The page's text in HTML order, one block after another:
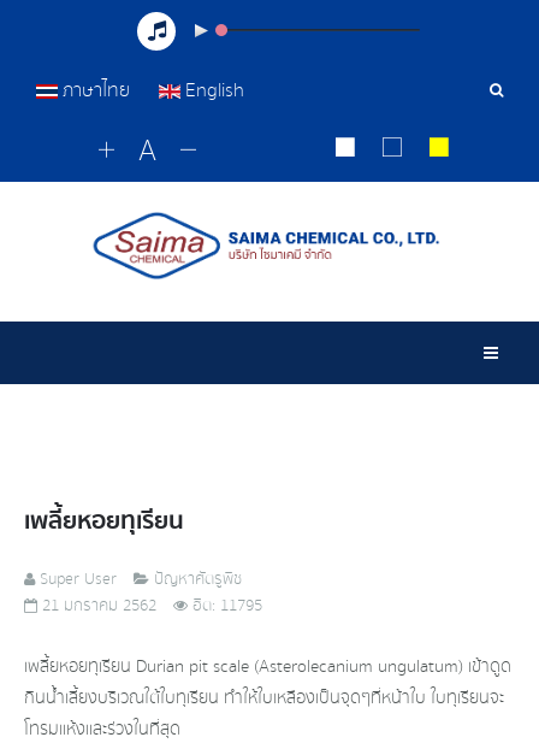
เครื่อ
ภาษาไทย English
เพลี้ยหอยทุเรียน
Super User
ปัญหาศัตรูพืช
21 มกราคม 2562
ฮิต: 11795
เพลี้ยหอยทุเรียน Durian pit scale (Asterolecanium ungulatum) เข้าดูด
กินน้ำเลี้ยงบริเวณ​ใต้ใบทุเรียน ทำให้ใบเหลืองเป็นจุดๆที่หน้าใบ ใบทุเรียนจะ
โทรมแห้งและร่วงในที่สุด